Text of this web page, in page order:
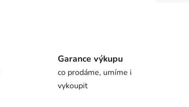
Garance výkupu
co prodáme, umíme i
vykoupit